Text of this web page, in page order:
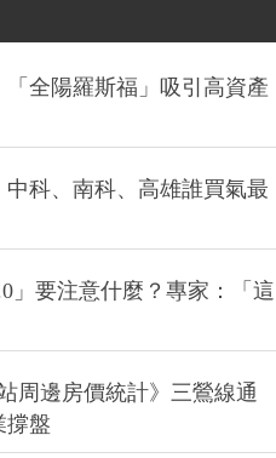
全陽羅斯福」吸引高資產
科、南科、高雄誰買氣最
」要注意什麼？專家：「這
周邊房價統計》三鶯線通
撐盤